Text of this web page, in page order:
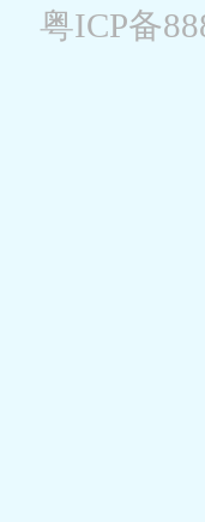
粤ICP备